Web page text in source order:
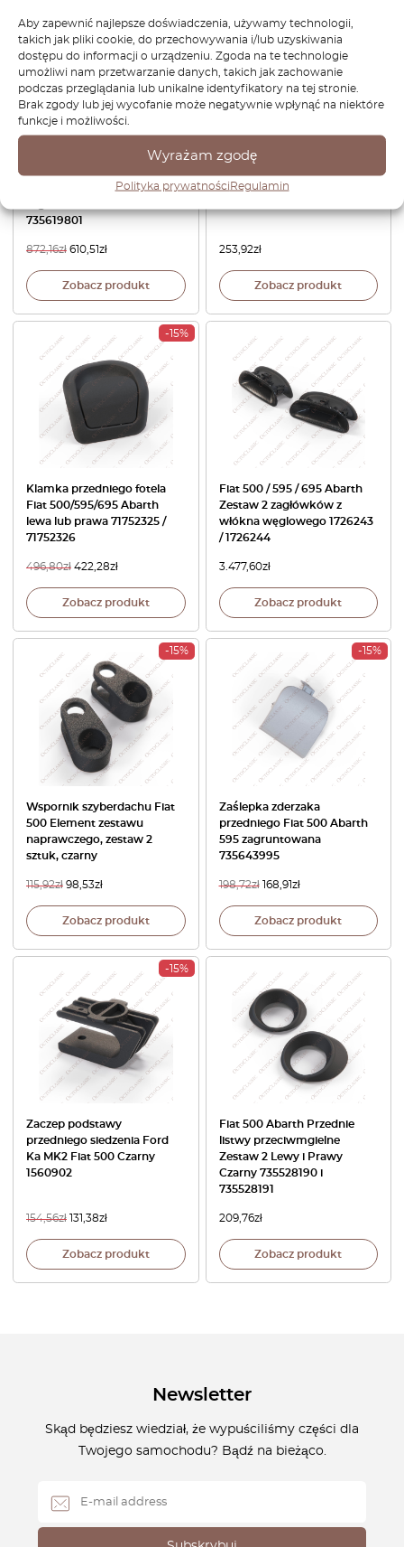
Aby zapewnić najlepsze doświadczenia, używamy technologii,
takich jak pliki cookie, do przechowywania i/lub uzyskiwania
dostępu do informacji o urządzeniu. Zgoda na te technologie
umożliwi nam przetwarzanie danych, takich jak zachowanie
podczas przeglądania lub unikalne identyfikatory na tej stronie.
Brak zgody lub jej wycofanie może negatywnie wpłynąć na niektóre
funkcje i możliwości.
Wyrażam zgodę
Polityka prywatności Regulamin
tylnego zderzaka Fiat 500
735619801
872,16zł 610,51zł
Zobacz produkt
Hood Vent Grille Black
253,92zł
Zobacz produkt
-15%
Klamka przedniego fotela
Fiat 500/595/695 Abarth
lewa lub prawa 71752325 /
71752326
496,80zł 422,28zł
Zobacz produkt
Fiat 500 / 595 / 695 Abarth
Zestaw 2 zagłówków z
włókna węglowego 1726243
/ 1726244
3.477,60zł
Zobacz produkt
-15%
Wspornik szyberdachu Fiat
500 Element zestawu
naprawczego, zestaw 2
sztuk, czarny
115,92zł 98,53zł
Zobacz produkt
-15%
Zaślepka zderzaka
przedniego Fiat 500 Abarth
595 zagruntowana
735643995
198,72zł 168,91zł
Zobacz produkt
-15%
Zaczep podstawy
przedniego siedzenia Ford
Ka MK2 Fiat 500 Czarny
1560902
154,56zł 131,38zł
Zobacz produkt
Fiat 500 Abarth Przednie
listwy przeciwmgielne
Zestaw 2 Lewy i Prawy
Czarny 735528190 i
735528191
209,76zł
Zobacz produkt
Newsletter
Skąd będziesz wiedział, że wypuściliśmy części dla
Twojego samochodu? Bądź na bieżąco.